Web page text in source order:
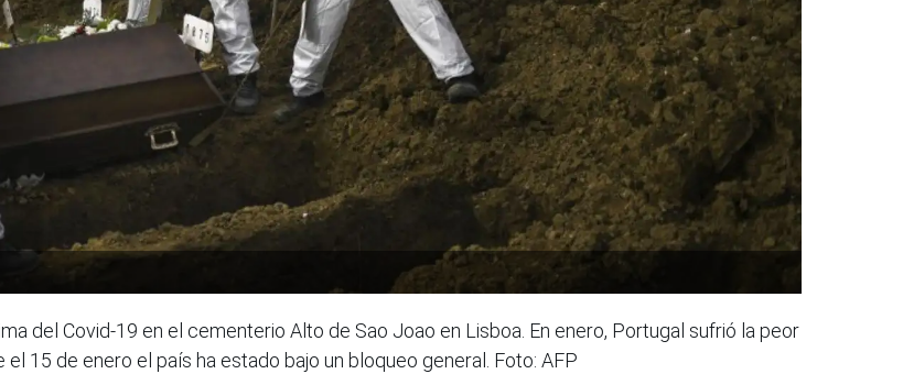
del Covid-19 en el cementerio Alto de Sao Joao en Lisboa. En enero, Portugal sufrió la peor
15 de enero el país ha estado bajo un bloqueo general. Foto: AFP